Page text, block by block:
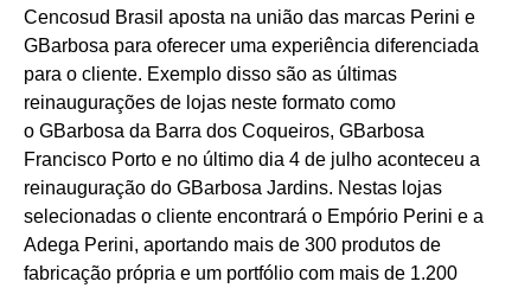
Cencosud Brasil aposta na união das marcas Perini e
GBarbosa para oferecer uma experiência diferenciada
para o cliente. Exemplo disso são as últimas
reinaugurações de lojas neste formato como
o GBarbosa da Barra dos Coqueiros, GBarbosa
Francisco Porto e no último dia 4 de julho aconteceu a
reinauguração do GBarbosa Jardins. Nestas lojas
selecionadas o cliente encontrará o Empório Perini e a
Adega Perini, aportando mais de 300 produtos de
fabricação própria e um portfólio com mais de 1.200